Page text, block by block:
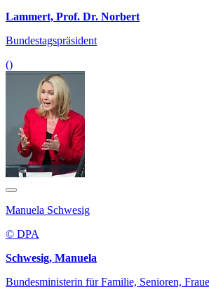
Lammert, Prof. Dr. Norbert
Bundestagspräsident
()
Manuela Schwesig
© DPA
Schwesig, Manuela
Bundesministerin für Familie, Senioren,